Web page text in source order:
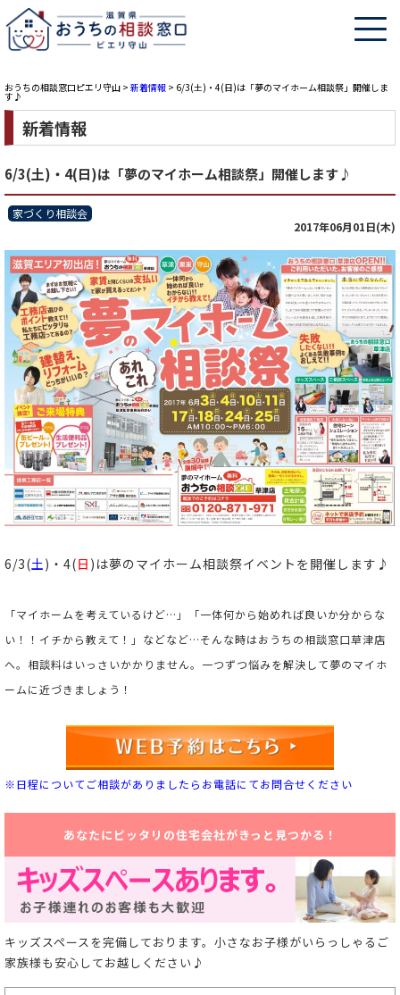
おうちの相談窓口ピエリ守山 > 新着情報 > 6/3(土)・4(日)は「夢のマイホーム相談祭」開催しま
す♪
新着情報
6/3(土)・4(日)は「夢のマイホーム相談祭」開催します♪
家づくり相談会
2017年06月01日(木)
6/3(土 )・4(日 )は夢のマイホーム相談祭イベントを開催します♪
「マイホームを考えているけど…」
「一体何から始めれば良いか分からな
い！！イチから教えて！」などなど…そんな時はおうちの相談窓口草津店
へ。 相談料はいっさいかかりません。 一つずつ悩みを解決して夢のマイホ
ームに近づきましょう！
※日程についてご相談がありましたらお電話にてお問合せください
あなたにピッタリの住宅会社がきっと見つかる！
キッズスペースを完備しております。小さなお子様がいらっしゃるご
家族様も安心してお越しください♪